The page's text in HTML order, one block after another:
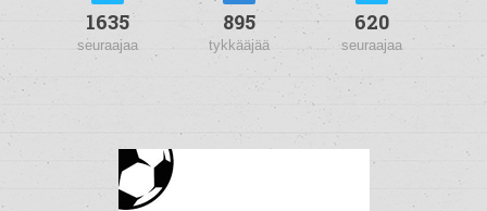
1635
seuraajaa
895
tykkääjää
620
seuraajaa